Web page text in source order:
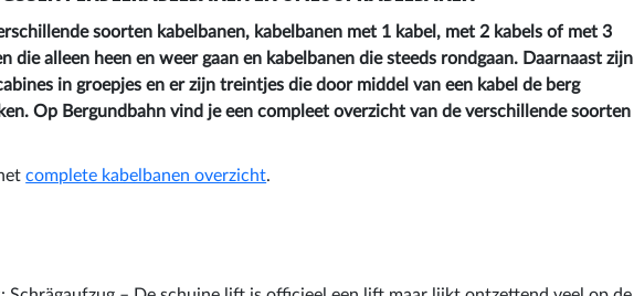
soorten kabelbanen, kabelbanen met 1 kabel, met 2 kabels of met 3
die alleen heen en weer gaan en kabelbanen die steeds rondgaan. Daarnaast zijn
in groepjes en er zijn treintjes die door middel van een kabel de berg
Op Bergundbahn vind je een compleet overzicht van de verschillende soorten
complete kabelbanen overzicht.